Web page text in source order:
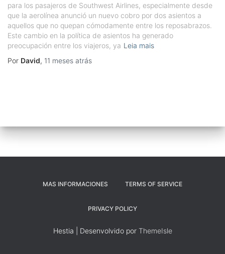
para los pasajeros de Southwest Airlines, especialmente desde
que la aerolínea anunció un nuevo cobro por dos asientos a
aquellos que no quepan cómodamente entre los reposabrazos.
Este cambio en la política de asientos ha generado
preocupación entre los viajeros, ya Leia mais
Por David, 11 meses atrás
MAS INFORMACIONES TERMS OF SERVICE
PRIVACY POLICY
Hestia | Desenvolvido por ThemeIsle